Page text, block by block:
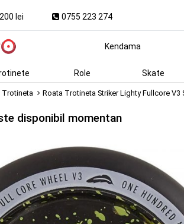
lei 0755 223 274
Kendama
Role Skate
Trotineta Roata Trotineta Striker Lighty Fullcore V3
disponibil momentan